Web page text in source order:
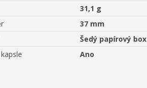
31,1 g
37 mm
Šedý papírový box
Ano